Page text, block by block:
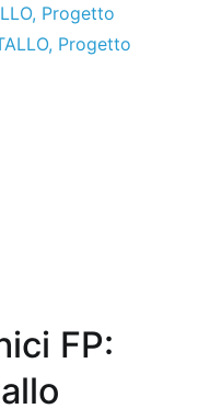
, Progetto
, Progetto
FP: